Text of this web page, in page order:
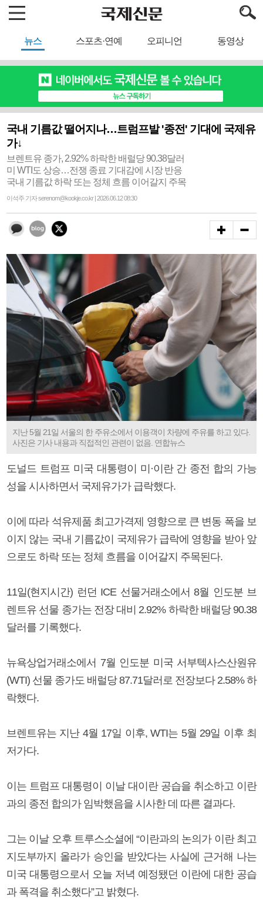
뉴스 스포츠·연예 오피니언 동영상
국내 기름값 떨어지나…트럼프발 '종전' 기대에 국제유
가↓
브렌트유 종가, 2.92% 하락한 배럴당 90.38달러
미 WTI도 상승…전쟁 종료 기대감에 시장 반응
국내 기름값 하락 또는 정체 흐름 이어갈지 주목
이석주 기자 serenom@kookje.co.kr | 2026.06.12 08:30
지난 5월 21일 서울의 한 주유소에서 이용객이 차량에 주유를 하고 있다.
사진은 기사 내용과 직접적인 관련이 없음. 연합뉴스
도널드 트럼프 미국 대통령이 미·이란 간 종전 합의 가능
성을 시사하면서 국제유가가 급락했다.
이에 따라 석유제품 최고가격제 영향으로 큰 변동 폭을 보
이지 않는 국내 기름값이 국제유가 급락에 영향을 받아 앞
으로도 하락 또는 정체 흐름을 이어갈지 주목된다.
11일(현지시간) 런던 ICE 선물거래소에서 8월 인도분 브
렌트유 선물 종가는 전장 대비 2.92% 하락한 배럴당 90.38
달러를 기록했다.
뉴욕상업거래소에서 7월 인도분 미국 서부텍사스산원유
(WTI) 선물 종가도 배럴당 87.71달러로 전장보다 2.58% 하
락했다.
브렌트유는 지난 4월 17일 이후, WTI는 5월 29일 이후 최
저가다.
이는 트럼프 대통령이 이날 대이란 공습을 취소하고 이란
과의 종전 합의가 임박했음을 시사한 데 따른 결과다.
그는 이날 오후 트루스소셜에 “이란과의 논의가 이란 최고
지도부까지 올라가 승인을 받았다는 사실에 근거해 나는
미국 대통령으로서 오늘 저녁 예정됐던 이란에 대한 공습
과 폭격을 취소했다”고 밝혔다.